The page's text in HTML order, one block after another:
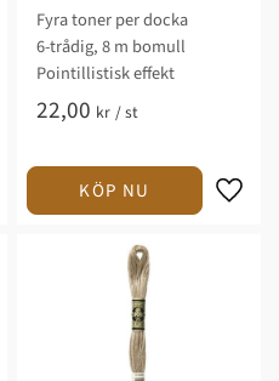
Fyra toner per docka
6-trådig, 8 m bomull
Pointillistisk effekt
22,00 kr /st